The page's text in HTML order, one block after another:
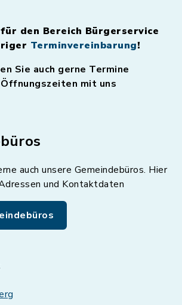
den Bereich Bürgerservice
Terminvereinbarung!
Sie auch gerne Termine
mit uns
auch unsere Gemeindebüros. Hier
und Kontaktdaten